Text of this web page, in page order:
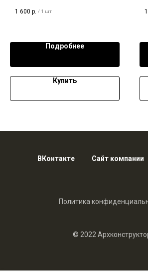
1 600 р. / 1 шт
Подробнее
Купить
ВКонтакте Сайт компании
Политика
© 2022